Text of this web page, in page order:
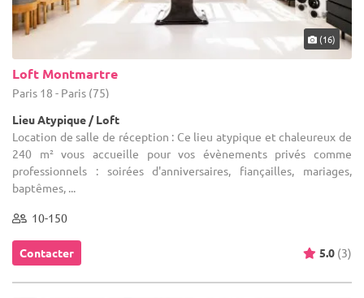
(16)
Loft Montmartre
Paris 18 - Paris (75)
Lieu Atypique / Loft
Location de salle de réception : Ce lieu atypique et chaleureux de
240 m² vous accueille pour vos évènements privés comme
professionnels : soirées d'anniversaires, fiançailles, mariages,
baptêmes, ...
10-150
Contacter 5.0 (3)